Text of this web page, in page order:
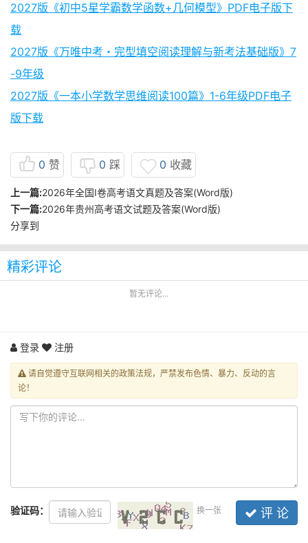
2027版《初中5星学霸数学函数+几何模型》PDF电子版下
载
2027版《万唯中考・完型填空阅读理解与新考法基础版》7
-9年级
2027版《一本小学数学思维阅读100篇》1-6年级PDF电子
版下载
0 赞 0 踩 0 收藏
上一篇:2026年全国Ⅰ卷高考语文真题及答案(Word版)
下一篇:2026年贵州高考语文试题及答案(Word版)
分享到
精彩评论
暂无评论...
登录 注册
请自觉遵守互联网相关的政策法规，严禁发布色情、暴力、反动的言
论！
验证码： 换一张 评 论